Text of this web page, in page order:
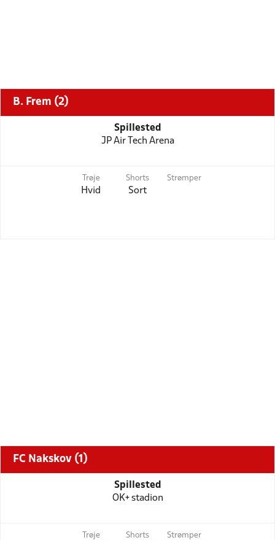
B. Frem (2)
Spillested
JP Air Tech Arena
Trøje
Hvid
Shorts
Sort
Strømper
FC Nakskov (1)
Spillested
OK+ stadion
Trøje Shorts Strømper